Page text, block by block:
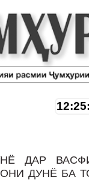
ДАР
ДУНЁ БА